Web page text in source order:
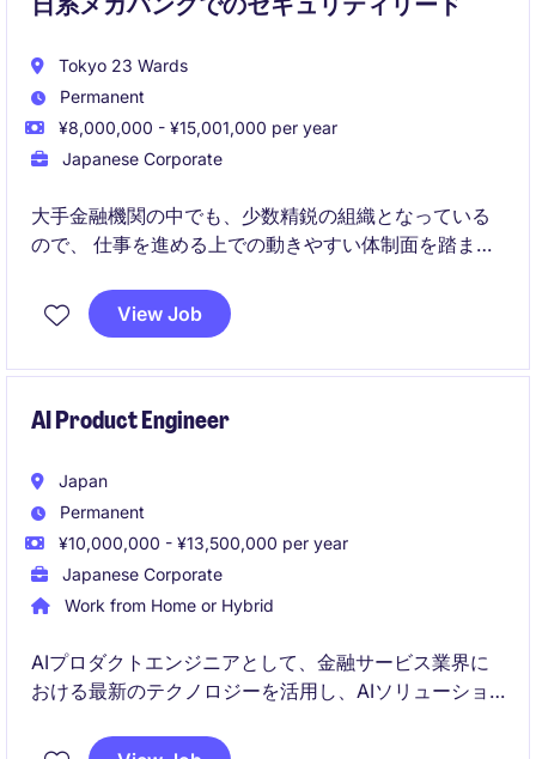
Tokyo 23 Wards
Permanent
¥8,000,000 - ¥15,001,000 per year
Japanese Corporate
大手金融機関の中でも、少数精鋭の組織となっている
ので、 仕事を進める上での動きやすい体制面を踏ま
一人当たりの裁量権が大きいことも特徴です。
View Job
AI Product Engineer
Japan
Permanent
¥10,000,000 - ¥13,500,000 per year
Japanese Corporate
Work from Home or Hybrid
AIプロダクトエンジニアとして、金融サービス業界に
おける最新のテクノロジーを活用し、AIソリューショ
門横断的なプロジェクトにも関与し、革新的な技術を